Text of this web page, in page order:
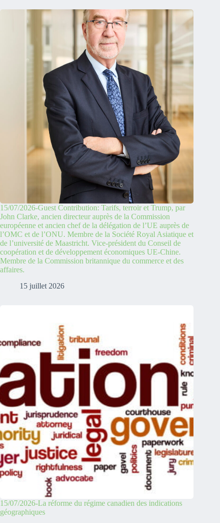
15/07/2026-Guest Contribution: Tarifs, terroir et Trump, par
John Clarke, ancien directeur auprès de la Commission
européenne et ancien chef de la délégation de l’UE auprès de
l’OMC et de l’ONU. Membre de la Société Royal Asiatique et
de l’université de Maastricht. Vice-président du Conseil de
coopération et de développement économiques UE-Chine.
Membre de la Commission britannique du commerce et des
affaires.
15 juillet 2026
15/07/2026-La réforme du régime canadien des indications
géographiques